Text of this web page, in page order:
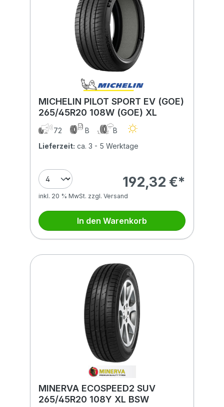
MICHELIN PILOT SPORT EV (GOE)
265/45R20 108W (GOE) XL
72 B
B
Lieferzeit: ca. 3 - 5 Werktage
192,32 €*
inkl. 20 % MwSt. zzgl. Versand
In den Warenkorb
MINERVA ECOSPEED2 SUV
265/45R20 108Y XL BSW